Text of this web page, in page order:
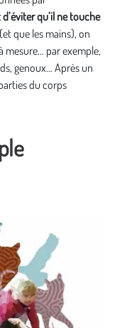
d’éviter qu’il ne touche
que les mains), on
mesure… par exemple,
genoux… Après un
du corps